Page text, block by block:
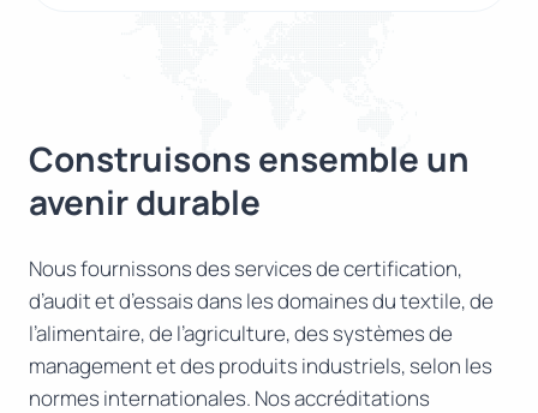
Construisons ensemble un
avenir durable
Nous fournissons des services de certification,
d’audit et d’essais dans les domaines du textile, de
l’alimentaire, de l’agriculture, des systèmes de
management et des produits industriels, selon les
normes internationales. Nos accréditations